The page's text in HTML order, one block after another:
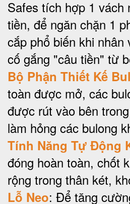
Safes tích hợp 1 vách
tiền, để ngăn chặn 1
cắp phổ biến khi nhân
cố gắng "câu tiền" từ
Bộ Phận Thiết Kế
toàn được mở, các
được rút vào bên
làm hỏng các bulong
Tính Năng Tự Động
đóng hoàn toàn, chốt
rộng trong thân két,
Lỗ Neo: Để tăng